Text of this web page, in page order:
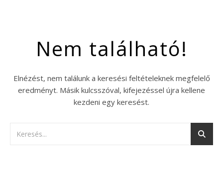
Nem található!
Elnézést, nem találunk a keresési feltételeknek megfelelő
eredményt. Másik kulcsszóval, kifejezéssel újra kellene
kezdeni egy keresést.